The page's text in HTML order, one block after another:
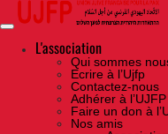
Skip
the
contentL'association
Qui sommes
Ecrire à l’Ujfp
Contactez-nous
Adhérer à l’UJFP
Faire un don à
Nos amis